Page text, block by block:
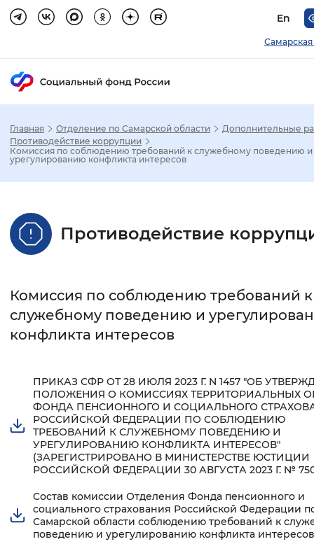
En
Самарская
Стандартный Увеличенный
Без засечек С засечками
Интервал между буквами
Цвет сайта
Монохромный Инверсивный
Синий фон
Изображения
Включены Выключены
Главная Отделение по Самарской области
Дополнительные
Противодействие коррупции
Комиссия по соблюдению требований к служебному поведению и
урегулированию конфликта интересов
Противодействие
Комиссия по соблюдению требований к
служебному поведению и
конфликта интересов
ПРИКАЗ СФР ОТ 28 ИЮЛЯ 2023 Г. N 1457 "ОБ
ПОЛОЖЕНИЯ О КОМИССИЯХ ТЕРРИТОРИАЛЬНЫХ
ФОНДА ПЕНСИОННОГО И СОЦИАЛЬНОГО
РОССИЙСКОЙ ФЕДЕРАЦИИ ПО СОБЛЮДЕНИЮ
ТРЕБОВАНИЙ К СЛУЖЕБНОМУ ПОВЕДЕНИЮ И
УРЕГУЛИРОВАНИЮ КОНФЛИКТА ИНТЕРЕСОВ"
(ЗАРЕГИСТРИРОВАНО В МИНИСТЕРСТВЕ ЮСТИЦИИ
РОССИЙСКОЙ ФЕДЕРАЦИИ 30 АВГУСТА 2023 Г. №
Cостав комиссии Отделения Фонда пенсионного и
социального страхования Российской Федерации
Самарской области соблюдению требований к
поведению и урегулированию конфликта